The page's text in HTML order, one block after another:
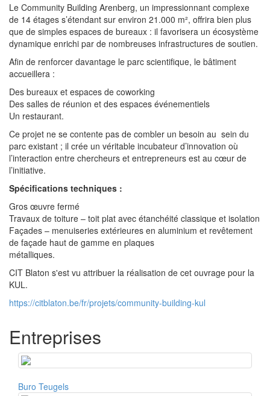
Le Community Building Arenberg, un impressionnant complexe
de 14 étages s’étendant sur environ 21.000 m², offrira bien plus
que de simples espaces de bureaux : il favorisera un écosystème
dynamique enrichi par de nombreuses infrastructures de soutien.
Afin de renforcer davantage le parc scientifique, le bâtiment
accueillera :
Des bureaux et espaces de coworking
Des salles de réunion et des espaces événementiels
Un restaurant.
Ce projet ne se contente pas de combler un besoin au sein du
parc existant ; il crée un véritable incubateur d’innovation où
l’interaction entre chercheurs et entrepreneurs est au cœur de
l’initiative.
Spécifications techniques :
Gros œuvre fermé
Travaux de toiture – toit plat avec étanchéité classique et isolation
Façades – menuiseries extérieures en aluminium et revêtement
de façade haut de gamme en plaques
métalliques.
CIT Blaton s'est vu attribuer la réalisation de cet ouvrage pour la
KUL.
https://citblaton.be/fr/projets/community-building-kul
Entreprises
Buro Teugels